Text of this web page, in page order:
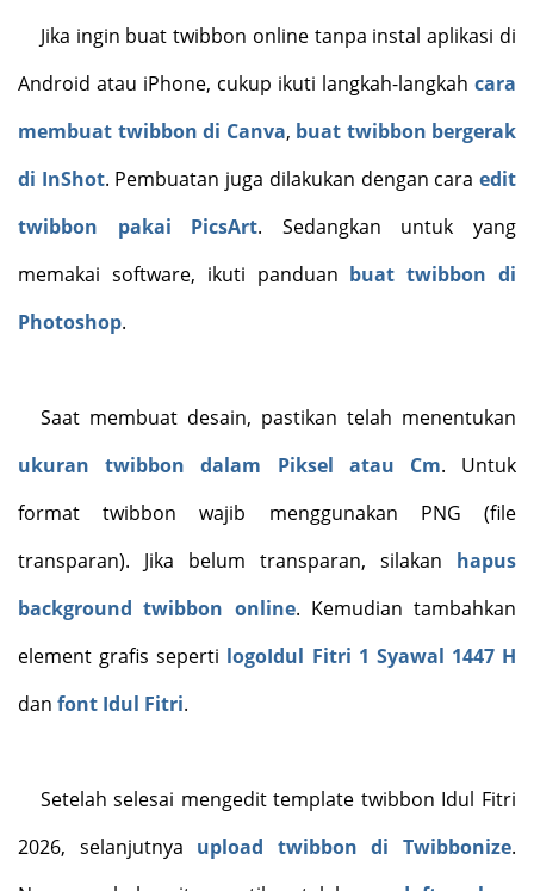
Jika ingin buat twibbon online tanpa instal aplikasi di
Android atau iPhone, cukup ikuti langkah-langkah cara
membuat twibbon di Canva, buat twibbon bergerak
di InShot. Pembuatan juga dilakukan dengan caraedit
twibbon pakai PicsArt. Sedangkan untuk yang
memakai software, ikuti panduan buat twibbon di
Photoshop.
Saat membuat desain, pastikan telah menentukan
ukuran twibbon dalam Piksel atau Cm. Untuk
format twibbon wajib menggunakan PNG (file
transparan). Jika belum transparan, silakan hapus
background twibbon online. Kemudian tambahkan
element grafis seperti logoIdul Fitri 1 Syawal 1447 H
dan font Idul Fitri.
Setelah selesai mengedit template twibbon Idul Fitri
2026, selanjutnya upload twibbon di Twibbonize.